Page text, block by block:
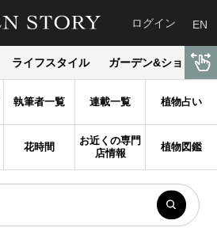
ログイン EN
ライフスタイル ガーデン&ショップ
執筆者一覧 連載一覧 植物占い
花時間
お近くの専門
店情報
植物図鑑